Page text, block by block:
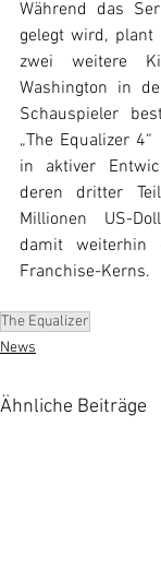
Während das
gelegt wird, plant
zwei weitere
Washington in
Schauspieler
„The Equalizer
in aktiver
deren dritter
Millionen US-
damit weiterhin
Franchise-Kerns.
The Equalizer
News
Ähnliche Beiträge